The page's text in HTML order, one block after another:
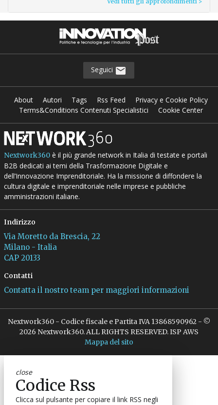
Seguici
About Autori Tags Rss Feed
Privacy e Cookie Policy
Terms&Conditions Contenuti Specialistici
Cookie Center
Nextwork360è il più grande network in Italia di testate e portali
B2B dedicati ai temi della Trasformazione Digitale e
dell’Innovazione Imprenditoriale. Ha la missione di diffondere la
cultura digitale e imprenditoriale nelle imprese e pubbliche
amministrazioni italiane.
Indirizzo
Via Moretto da Brescia, 22
Milano - Italia
CAP 20133
Contatti
Contatta il nostro team per maggiori informazioni
Nextwork360 - Codice fiscale e Partita IVA 13868590962 - ©
2026 Nextwork360. ALL RIGHTS RESERVED. ISP AWS
Mappa del sito
close
Codice Rss
Clicca sul pulsante per copiare il link RSS negli